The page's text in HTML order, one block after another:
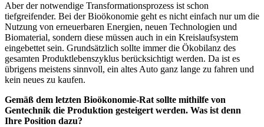
Aber der notwendige Transformationsprozess ist schon
tiefgreifender. Bei der Bioökonomie geht es nicht einfach nur um die
Nutzung von erneuerbaren Energien, neuen Technologien und
Biomaterial, sondern diese müssen auch in ein Kreislaufsystem
eingebettet sein. Grundsätzlich sollte immer die Ökobilanz des
gesamten Produktlebenszyklus berücksichtigt werden. Da ist es
übrigens meistens sinnvoll, ein altes Auto ganz lange zu fahren und
kein neues zu kaufen.
Gemäß dem letzten Bioökonomie-Rat sollte mithilfe von
Gentechnik die Produktion gesteigert werden. Was ist denn
Ihre Position dazu?